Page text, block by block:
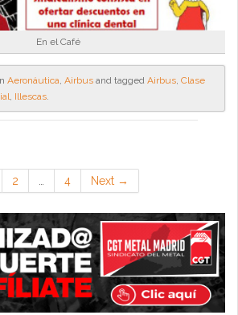
En el Café
Aeronáutica Airbus and tagged Airbus Clase
Illescas
2 4 Next →